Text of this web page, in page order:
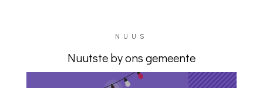
NUUS
Nuutste by ons gemeente